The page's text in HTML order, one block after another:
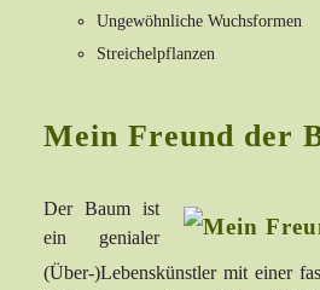
Ungewöhnliche Wuchsformen
Streichelpflanzen
Mein Freund der
Der Baum ist
ein genialer
(Über-)Lebenskünstler mit einer